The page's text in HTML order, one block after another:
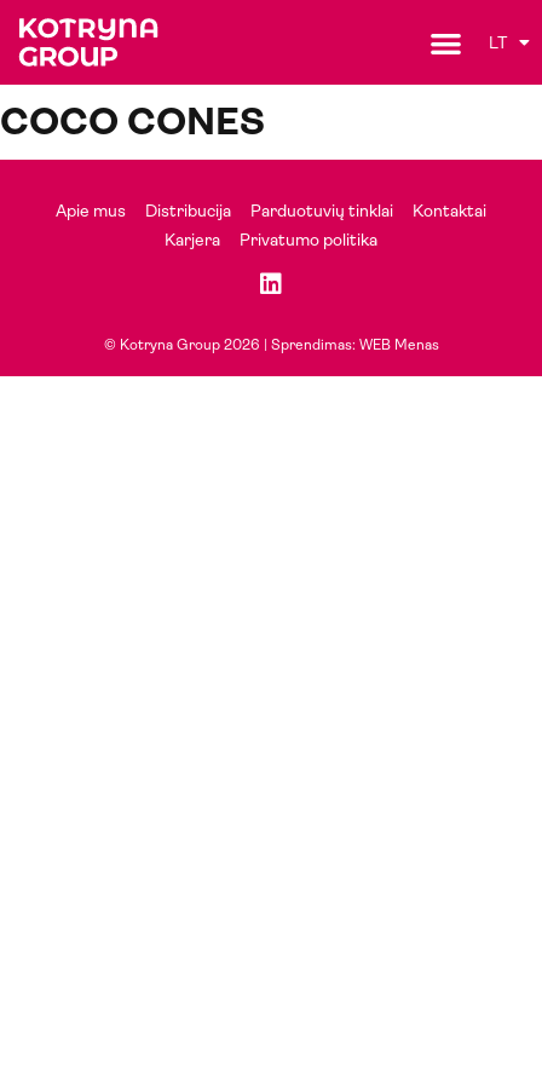
LT
COCO CONES
Apie mus Distribucija Parduotuvių tinklai
Kontaktai
Karjera
Privatumo politika
© Kotryna Group 2026 | Sprendimas: WEB Menas